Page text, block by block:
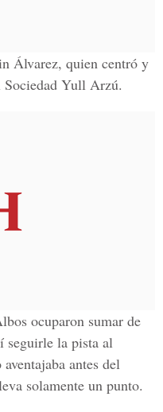
Álvarez, quien centró y
Yull Arzú.
ocuparon sumar de
seguirle la pista al
antes del
solamente un punto.